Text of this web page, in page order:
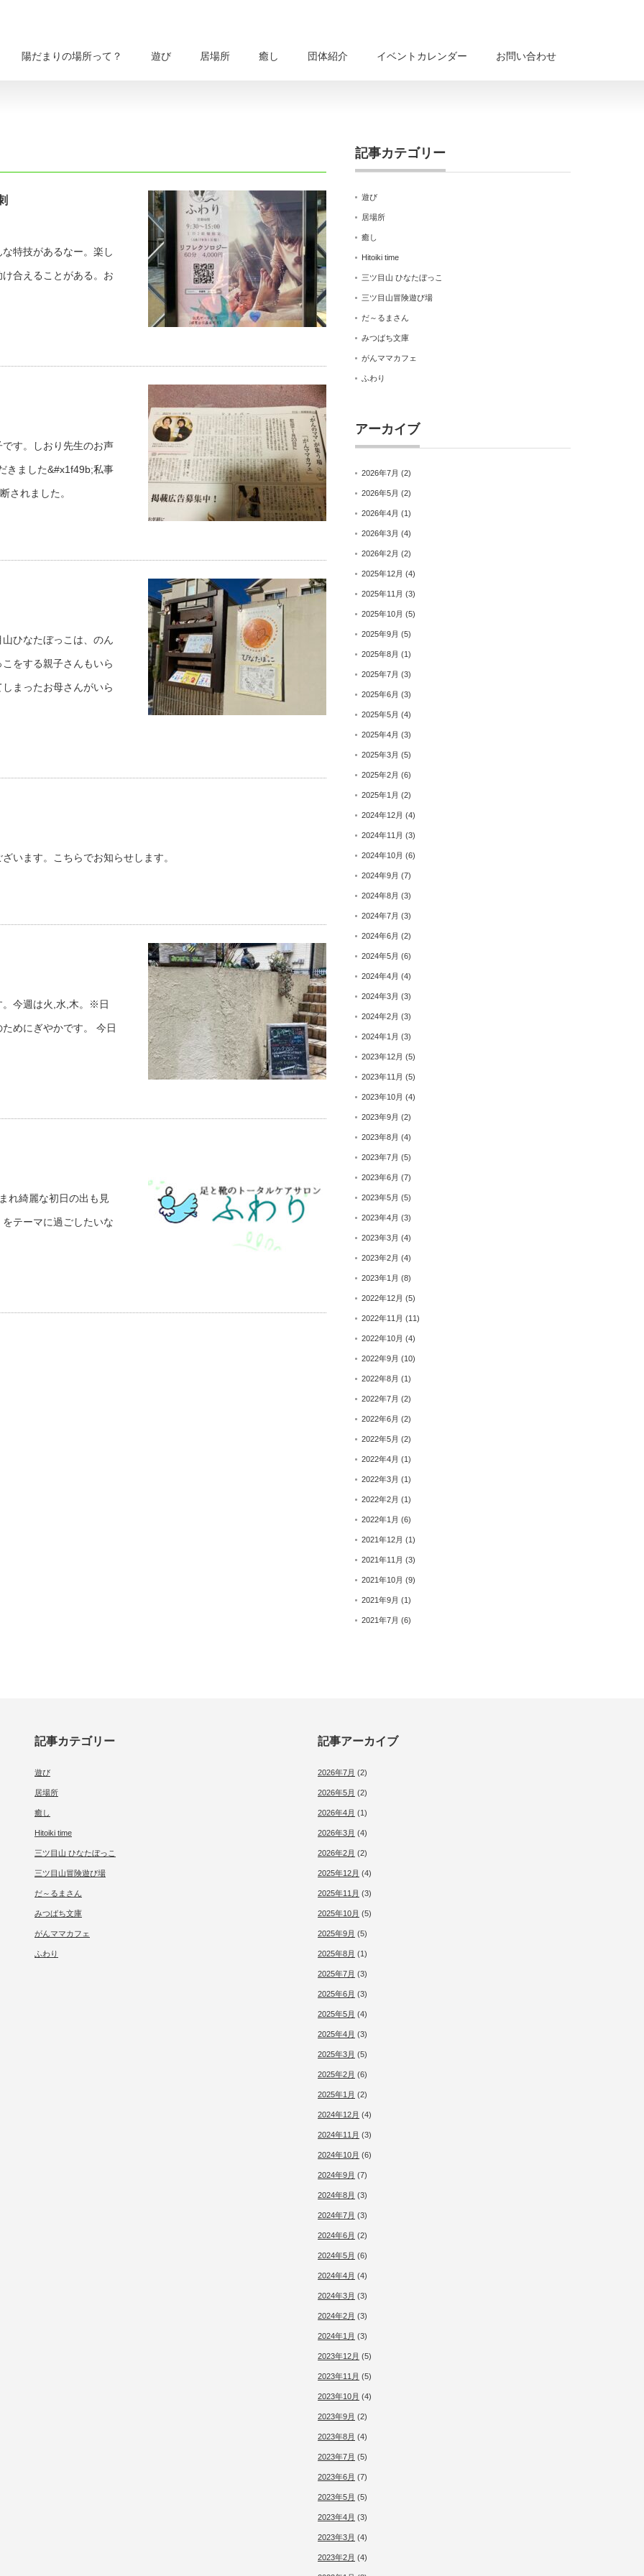
陽だまりの場所って？ 遊び 居場所 癒し 団体紹介 イベントカレンダー お問い合わせ
特技があるなー。楽し
合えることがある。お
す。しおり先生のお声
きました&#x1f49b;私事
されました。
ひなたぼっこは、のん
をする親子さんもいら
まったお母さんがいら
います。こちらでお知らせします。
。今週は火,水,木。※日
めにぎやかです。 今日
れ綺麗な初日の出も見
テーマに過ごしたいな
記事カテゴリー
遊び
居場所
癒し
Hitoiki time
三ツ目山 ひなたぼっこ
三ツ目山冒険遊び場
だ～るまさん
みつばち文庫
がんママカフェ
ふわり
アーカイブ
2026年7月 (2)
2026年5月 (2)
2026年4月 (1)
2026年3月 (4)
2026年2月 (2)
2025年12月 (4)
2025年11月 (3)
2025年10月 (5)
2025年9月 (5)
2025年8月 (1)
2025年7月 (3)
2025年6月 (3)
2025年5月 (4)
2025年4月 (3)
2025年3月 (5)
2025年2月 (6)
2025年1月 (2)
2024年12月 (4)
2024年11月 (3)
2024年10月 (6)
2024年9月 (7)
2024年8月 (3)
2024年7月 (3)
2024年6月 (2)
2024年5月 (6)
2024年4月 (4)
2024年3月 (3)
2024年2月 (3)
2024年1月 (3)
2023年12月 (5)
2023年11月 (5)
2023年10月 (4)
2023年9月 (2)
2023年8月 (4)
2023年7月 (5)
2023年6月 (7)
2023年5月 (5)
2023年4月 (3)
2023年3月 (4)
2023年2月 (4)
2023年1月 (8)
2022年12月 (5)
2022年11月 (11)
2022年10月 (4)
2022年9月 (10)
2022年8月 (1)
2022年7月 (2)
2022年6月 (2)
2022年5月 (2)
2022年4月 (1)
2022年3月 (1)
2022年2月 (1)
2022年1月 (6)
2021年12月 (1)
2021年11月 (3)
2021年10月 (9)
2021年9月 (1)
2021年7月 (6)
記事カテゴリー
遊び
居場所
癒し
Hitoiki time
三ツ目山 ひなたぼっこ
三ツ目山冒険遊び場
だ～るまさん
みつばち文庫
がんママカフェ
ふわり
記事アーカイブ
2026年7月 (2)
2026年5月 (2)
2026年4月 (1)
2026年3月 (4)
2026年2月 (2)
2025年12月 (4)
2025年11月 (3)
2025年10月 (5)
2025年9月 (5)
2025年8月 (1)
2025年7月 (3)
2025年6月 (3)
2025年5月 (4)
2025年4月 (3)
2025年3月 (5)
2025年2月 (6)
2025年1月 (2)
2024年12月 (4)
2024年11月 (3)
2024年10月 (6)
2024年9月 (7)
2024年8月 (3)
2024年7月 (3)
2024年6月 (2)
2024年5月 (6)
2024年4月 (4)
2024年3月 (3)
2024年2月 (3)
2024年1月 (3)
2023年12月 (5)
2023年11月 (5)
2023年10月 (4)
2023年9月 (2)
2023年8月 (4)
2023年7月 (5)
2023年6月 (7)
2023年5月 (5)
2023年4月 (3)
2023年3月 (4)
2023年2月 (4)